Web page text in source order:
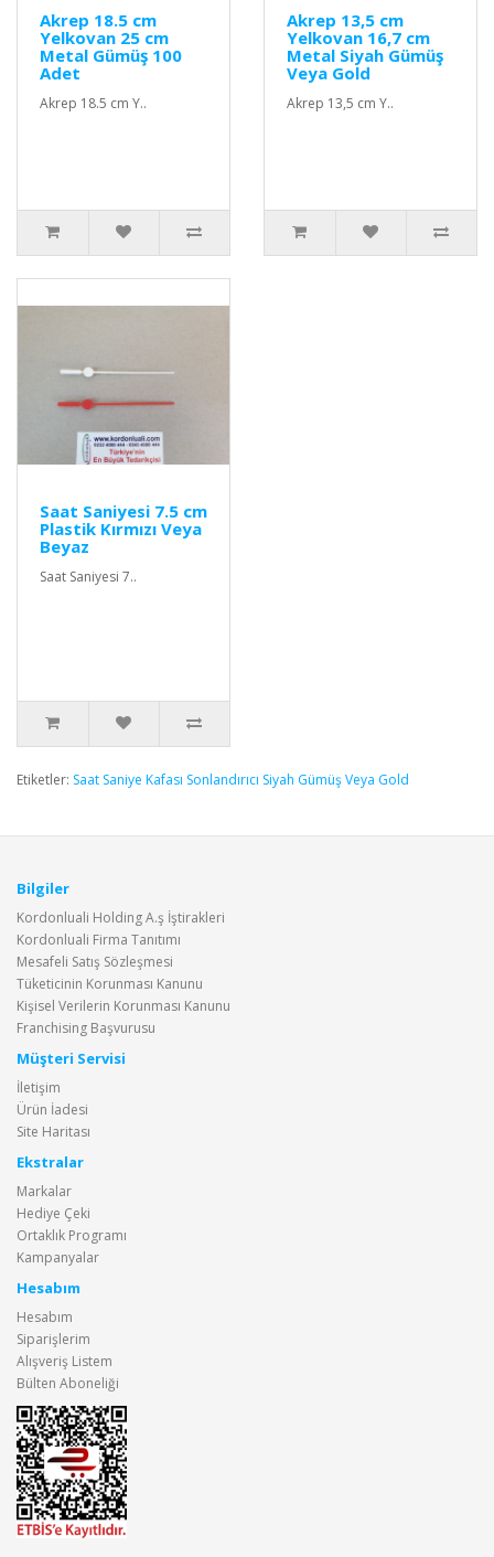
Akrep 18.5 cm
Yelkovan 25 cm
Metal Gümüş 100
Adet
Akrep 18.5 cm Y..
Akrep 13,5 cm
Yelkovan 16,7 cm
Metal Siyah Gümüş
Veya Gold
Akrep 13,5 cm Y..
Saat Saniyesi 7.5 cm
Plastik Kırmızı Veya
Beyaz
Saat Saniyesi 7..
Etiketler: Saat Saniye Kafası Sonlandırıcı Siyah Gümüş Veya Gold
Bilgiler
Kordonluali Holding A.ş İştirakleri
Kordonluali Firma Tanıtımı
Mesafeli Satış Sözleşmesi
Tüketicinin Korunması Kanunu
Kişisel Verilerin Korunması Kanunu
Franchising Başvurusu
Müşteri Servisi
İletişim
Ürün İadesi
Site Haritası
Ekstralar
Markalar
Hediye Çeki
Ortaklık Programı
Kampanyalar
Hesabım
Hesabım
Siparişlerim
Alışveriş Listem
Bülten Aboneliği